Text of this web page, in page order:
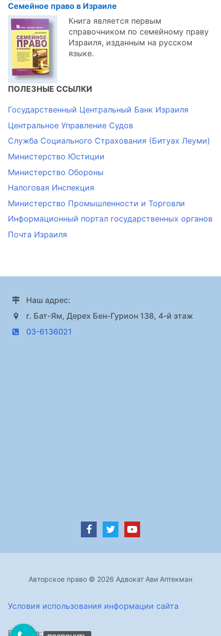
Семейное право в Израиле
Книга является первым
справочником по семейному праву
Израиля, изданным на русском
языке.
ПОЛЕЗНЫЕ ССЫЛКИ
Государственный Центральный Банк Израиля
Центральное Управление Судов
Служба Социального Страхования (Битуах Леуми)
Министерство Юстиции
Министерство Обороны
Налоговая Инспекция
Министерство Промышленности и Торговли
Информационный портал государственных органов
Почта Израиля
Наш адрес:
г. Бат-Ям, Дерех Бен-Гурион 138, 4-й этаж
03-6136021
Авторское право © 2026 Адвокат Ави Аптекман
Условия использования информации сайта
Визитов: